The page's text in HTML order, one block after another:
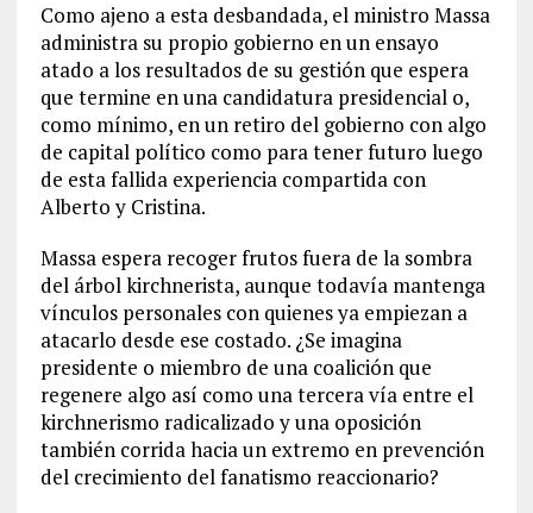
Como ajeno a esta desbandada, el ministro Massa
administra su propio gobierno en un ensayo
atado a los resultados de su gestión que espera
que termine en una candidatura presidencial o,
como mínimo, en un retiro del gobierno con algo
de capital político como para tener futuro luego
de esta fallida experiencia compartida con
Alberto y Cristina.
Massa espera recoger frutos fuera de la sombra
del árbol kirchnerista, aunque todavía mantenga
vínculos personales con quienes ya empiezan a
atacarlo desde ese costado. ¿Se imagina
presidente o miembro de una coalición que
regenere algo así como una tercera vía entre el
kirchnerismo radicalizado y una oposición
también corrida hacia un extremo en prevención
del crecimiento del fanatismo reaccionario?